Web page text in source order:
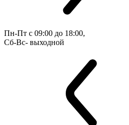
Пн-Пт с 09:00 до 18:00,
Сб-Вс- выходной